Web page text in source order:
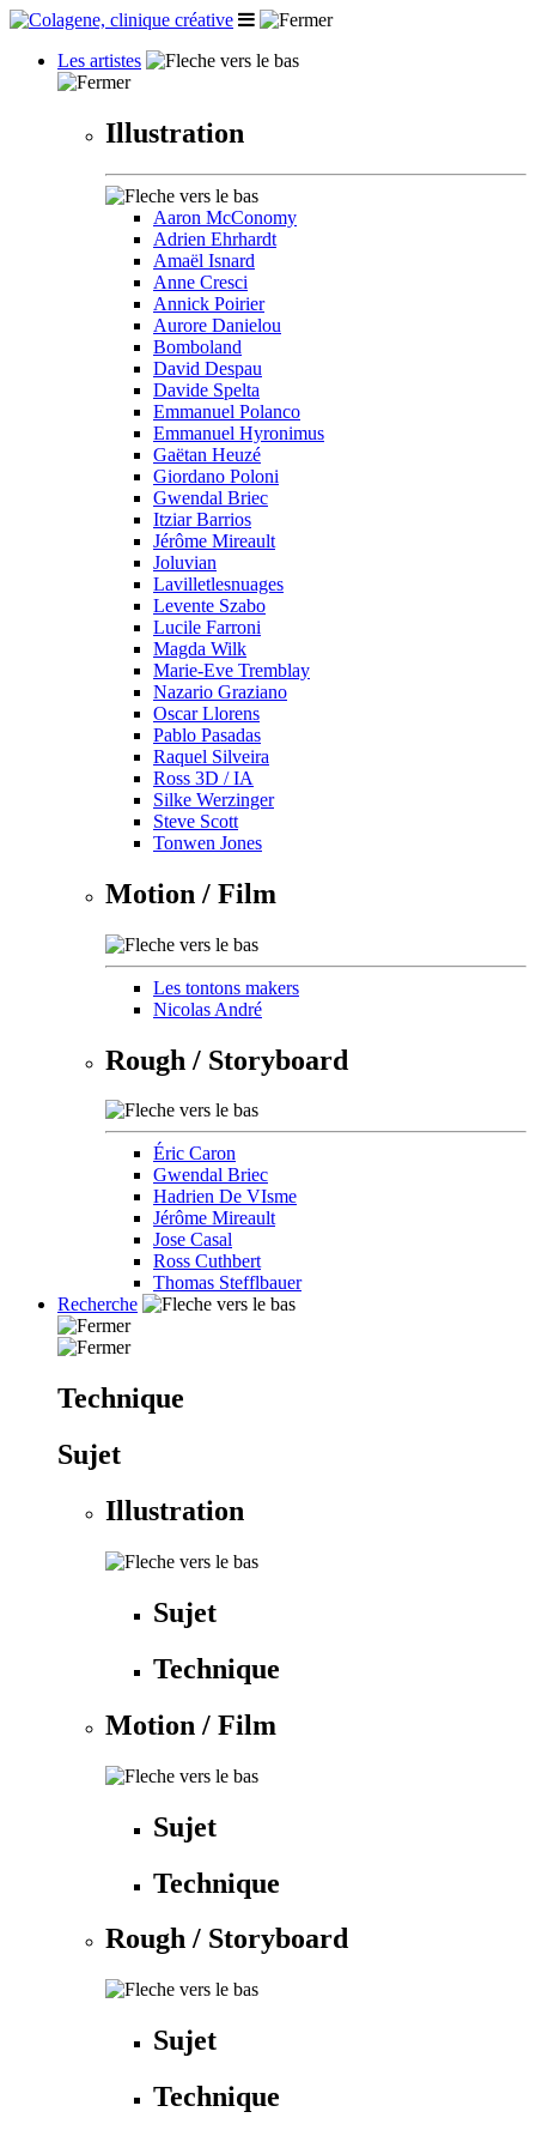
Les artistes
Illustration
Aaron McConomy
Adrien Ehrhardt
Amaël Isnard
Anne Cresci
Annick Poirier
Aurore Danielou
Bomboland
David Despau
Davide Spelta
Emmanuel Polanco
Emmanuel Hyronimus
Gaëtan Heuzé
Giordano Poloni
Gwendal Briec
Itziar Barrios
Jérôme Mireault
Joluvian
Lavilletlesnuages
Levente Szabo
Lucile Farroni
Magda Wilk
Marie-Eve Tremblay
Nazario Graziano
Oscar Llorens
Pablo Pasadas
Raquel Silveira
Ross 3D / IA
Silke Werzinger
Steve Scott
Tonwen Jones
Motion / Film
Les tontons makers
Nicolas André
Rough / Storyboard
Éric Caron
Gwendal Briec
Hadrien De VIsme
Jérôme Mireault
Jose Casal
Ross Cuthbert
Thomas Stefflbauer
Recherche
Technique
Sujet
Illustration
Sujet
Technique
Motion / Film
Sujet
Technique
Rough / Storyboard
Sujet
Technique